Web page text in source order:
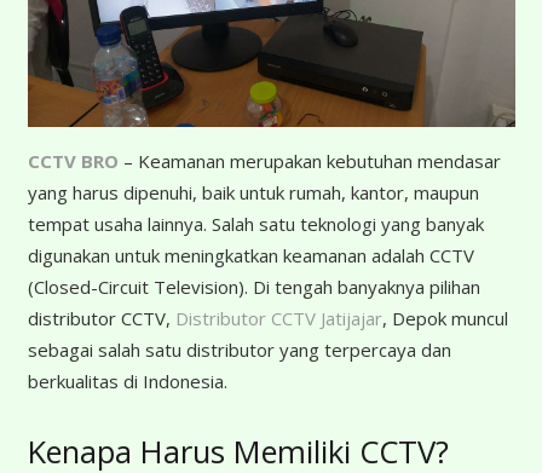
CCTV BRO – Keamanan merupakan kebutuhan mendasar
yang harus dipenuhi, baik untuk rumah, kantor, maupun
tempat usaha lainnya. Salah satu teknologi yang banyak
digunakan untuk meningkatkan keamanan adalah CCTV
(Closed-Circuit Television). Di tengah banyaknya pilihan
distributor CCTV, Distributor CCTV Jatijajar, Depok muncul
sebagai salah satu distributor yang terpercaya dan
berkualitas di Indonesia.
Kenapa Harus Memiliki CCTV?